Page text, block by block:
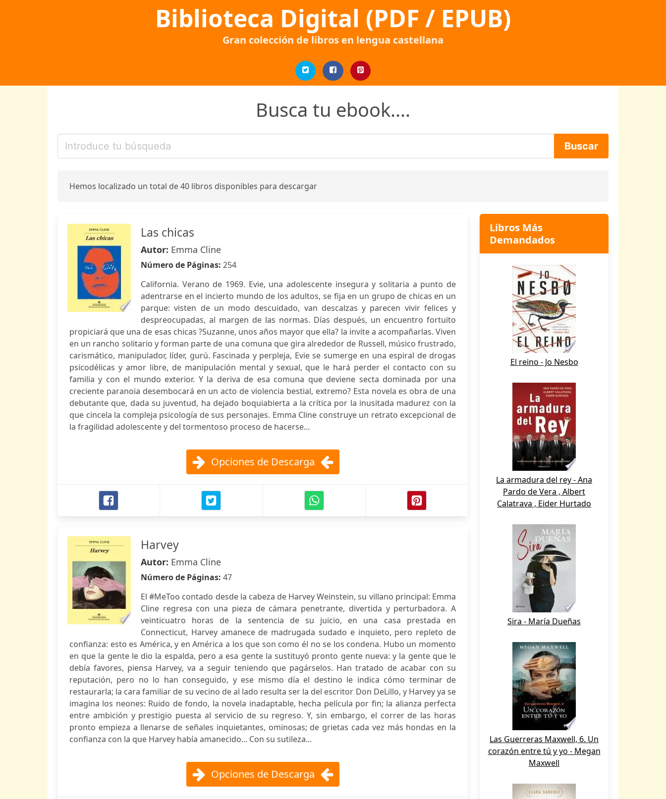
Biblioteca Digital (PDF / EPUB)
Gran colección de libros en lengua castellana
Busca tu ebook....
Hemos localizado un total de 40 libros disponibles para descargar
Las chicas
Autor: Emma Cline
Número de Páginas: 254
California. Verano de 1969. Evie, una adolescente insegura y solitaria a punto de
adentrarse en el incierto mundo de los adultos, se fija en un grupo de chicas en un
parque: visten de un modo descuidado, van descalzas y parecen vivir felices y
despreocupadas, al margen de las normas. Días después, un encuentro fortuito
propiciará que una de esas chicas ?Suzanne, unos años mayor que ella? la invite a acompañarlas. Viven
en un rancho solitario y forman parte de una comuna que gira alrededor de Russell, músico frustrado,
carismático, manipulador, líder, gurú. Fascinada y perpleja, Evie se sumerge en una espiral de drogas
psicodélicas y amor libre, de manipulación mental y sexual, que le hará perder el contacto con su
familia y con el mundo exterior. Y la deriva de esa comuna que deviene secta dominada por una
creciente paranoia desembocará en un acto de violencia bestial, extremo? Esta novela es obra de una
debutante que, dada su juventud, ha dejado boquiabierta a la crítica por la inusitada madurez con la
que cincela la compleja psicología de sus personajes. Emma Cline construye un retrato excepcional de
la fragilidad adolescente y del tormentoso proceso de hacerse...
Opciones de Descarga
Harvey
Autor: Emma Cline
Número de Páginas: 47
El #MeToo contado desde la cabeza de Harvey Weinstein, su villano principal: Emma
Cline regresa con una pieza de cámara penetrante, divertida y perturbadora. A
veinticuatro horas de la sentencia de su juicio, en una casa prestada en
Connecticut, Harvey amanece de madrugada sudado e inquieto, pero repleto de
confianza: esto es América, y en América a los que son como él no se los condena. Hubo un momento
en que la gente le dio la espalda, pero a esa gente la sustituyó pronto gente nueva: y la gente que le
debía favores, piensa Harvey, va a seguir teniendo que pagárselos. Han tratado de acabar con su
reputación, pero no lo han conseguido, y ese mismo día el destino le indica cómo terminar de
restaurarla; la cara familiar de su vecino de al lado resulta ser la del escritor Don DeLillo, y Harvey ya se
imagina los neones: Ruido de fondo, la novela inadaptable, hecha película por fin; la alianza perfecta
entre ambición y prestigio puesta al servicio de su regreso. Y, sin embargo, el correr de las horas
pronto empieza a llenarse de señales inquietantes, ominosas; de grietas cada vez más hondas en la
confianza con la que Harvey había amanecido... Con su sutileza...
Opciones de Descarga
Libros Más
Demandados
El reino - Jo Nesbo
La armadura del rey - Ana
Pardo de Vera , Albert
Calatrava , Eider Hurtado
Sira - María Dueñas
Las Guerreras Maxwell, 6. Un
corazón entre tú y yo - Megan
Maxwell